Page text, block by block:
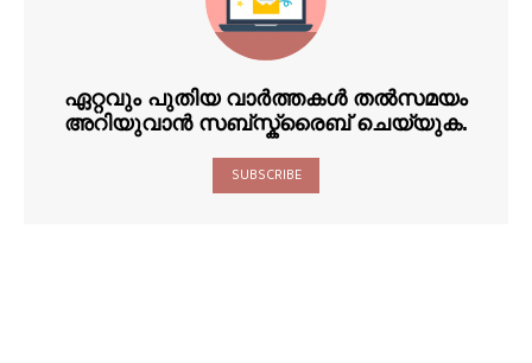
ഏറ്റവും പുതിയ വാർത്തകൾ തൽസമയം
അറിയുവാൻ സബ്സ്ക്രൈബ് ചെയ്യുക.
SUBSCRIBE